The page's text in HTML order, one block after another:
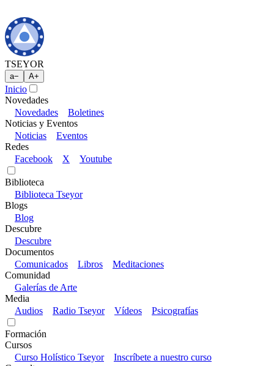
TSEYOR
a− A+
Inicio
Novedades
Novedades
Boletines
Noticias y Eventos
Noticias
Eventos
Redes
Facebook
X Youtube
Biblioteca
Biblioteca Tseyor
Blogs
Blog
Descubre
Descubre
Documentos
Comunicados
Libros
Meditaciones
Comunidad
Galerías de Arte
Media
Audios
Radio Tseyor Vídeos Psicografías
Formación
Cursos
Curso Holístico Tseyor
Inscríbete a nuestro curso